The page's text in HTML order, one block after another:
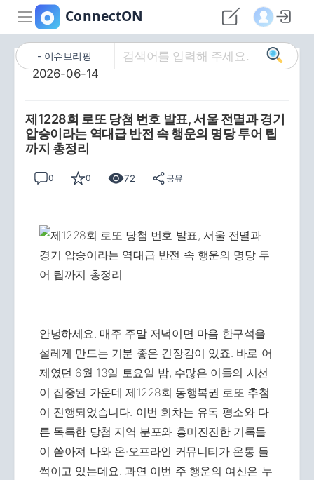
이슈브리핑
2026-06-14
제1228회 로또 당첨 번호 발표, 서울 전멸과 경기
압승이라는 역대급 반전 속 행운의 명당 투어 팁
까지 총정리
0 0 72 공유
안녕하세요. 매주 주말 저녁이면 마음 한구석을
설레게 만드는 기분 좋은 긴장감이 있죠. 바로 어
제였던 6월 13일 토요일 밤, 수많은 이들의 시선
이 집중된 가운데 제1228회 동행복권 로또 추첨
이 진행되었습니다. 이번 회차는 유독 평소와 다
른 독특한 당첨 지역 분포와 흥미진진한 기록들
이 쏟아져 나와 온·오프라인 커뮤니티가 온통 들
썩이고 있는데요. 과연 이번 주 행운의 여신은 누